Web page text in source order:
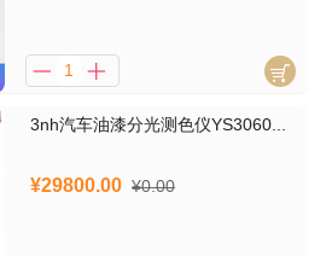
3nh汽车油漆分光测色仪YS3060...
¥29800.00 ¥0.00